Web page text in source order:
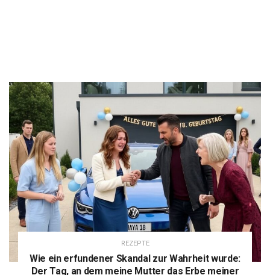
REZEPTE
Wie ein erfundener Skandal zur Wahrheit wurde:
Der Tag, an dem meine Mutter das Erbe meiner